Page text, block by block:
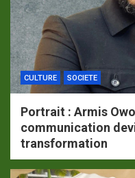
CULTURE SOCIETE
Portrait : Armis
communication
transformation